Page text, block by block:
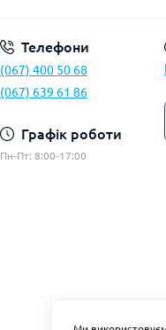
Телефони
(067) 400 50 68
(067) 639 61 86
Графік роботи
Пн-Пт: 8:00-17:00